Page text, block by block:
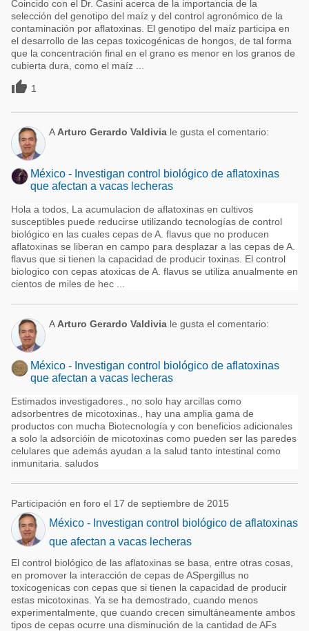
Coincido con el Dr. Casini acerca de la importancia de la
selección del genotipo del maíz y del control agronómico de la
contaminación por aflatoxinas. El genotipo del maíz participa en
el desarrollo de las cepas toxicogénicas de hongos, de tal forma
que la concentración final en el grano es menor en los granos de
cubierta dura, como el maíz ...
 1
A Arturo Gerardo Valdivia le gusta el comentario:
México - Investigan control biológico de aflatoxinas
que afectan a vacas lecheras
Hola a todos, La acumulacion de aflatoxinas en cultivos
susceptibles puede reducirse utilizando tecnologías de control
biológico en las cuales cepas de A. flavus que no producen
aflatoxinas se liberan en campo para desplazar a las cepas de A.
flavus que si tienen la capacidad de producir toxinas. El control
biologico con cepas atoxicas de A. flavus se utiliza anualmente en
cientos de miles de hec ...
A Arturo Gerardo Valdivia le gusta el comentario:
México - Investigan control biológico de aflatoxinas
que afectan a vacas lecheras
Estimados investigadores., no solo hay arcillas como
adsorbentres de micotoxinas., hay una amplia gama de
productos con mucha Biotecnología y con beneficios adicionales
a solo la adsorcióin de micotoxinas como pueden ser las paredes
celulares que además ayudan a la salud tanto intestinal como
inmunitaria. saludos
Participación en foro el 17 de septiembre de 2015
México - Investigan control biológico de aflatoxinas
que afectan a vacas lecheras
El control biológico de las aflatoxinas se basa, entre otras cosas,
en promover la interacción de cepas de ASpergillus no
toxicogenicas con cepas que si tienen la capacidad de producir
estas micotoxinas. Ya se ha demostrado, cuando menos
experimentalmente, que cuando crecen simultáneamente ambos
tipos de cepas ocurre una disminución de la cantidad de AFs